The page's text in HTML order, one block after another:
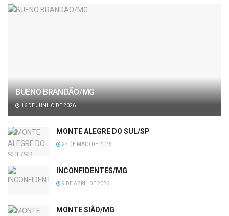
BUENO BRANDÃO/MG
16 DE JUNHO DE 2026
MONTE ALEGRE DO SUL/SP
27 DE MAIO DE 2026
INCONFIDENTES/MG
9 DE ABRIL DE 2026
MONTE SIÃO/MG